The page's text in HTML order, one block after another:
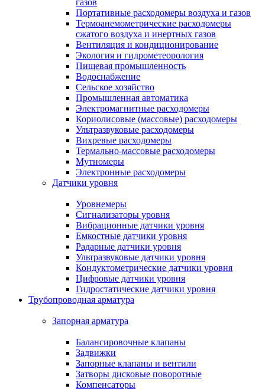
газов
Портативные расходомеры воздуха и газов
Термоанемометрические расходомеры
сжатого воздуха и инертных газов
Вентиляция и кондиционирование
Экология и гидрометеорология
Пищевая промышленность
Водоснабжение
Сельское хозяйство
Промышленная автоматика
Электромагнитные расходомеры
Кориолисовые (массовые) расходомеры
Ультразвуковые расходомеры
Вихревые расходомеры
Термально-массовые расходомеры
Мутномеры
Электронные расходомеры
Датчики уровня
Уровнемеры
Сигнализаторы уровня
Вибрационные датчики уровня
Емкостные датчики уровня
Радарные датчики уровня
Ультразвуковые датчики уровня
Кондуктометрические датчики уровня
Цифровые датчики уровня
Гидростатические датчики уровня
Трубопроводная арматура
Запорная арматура
Балансировочные клапаны
Задвижки
Запорные клапаны и вентили
Затворы дисковые поворотные
Компенсаторы